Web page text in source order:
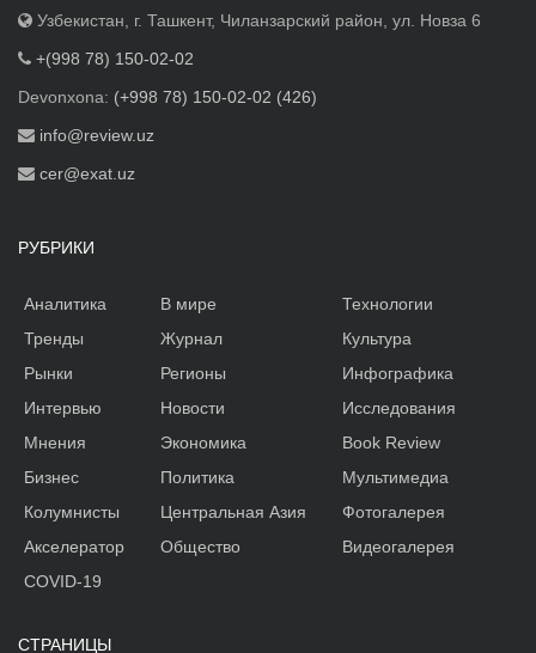
Узбекистан, г. Ташкент, Чиланзарский район, ул. Новза 6
+(998 78) 150-02-02
Devonxona: (+998 78) 150-02-02 (426)
info@review.uz
cer@exat.uz
РУБРИКИ
Аналитика
Тренды
Рынки
Интервью
Мнения
Бизнес
Колумнисты
Акселератор
В мире
Журнал
Регионы
Новости
Экономика
Политика
Центральная Азия
Общество
Технологии
Культура
Инфографика
Исследования
Book Review
Мультимедиа
Фотогалерея
Видеогалерея
COVID-19
СТРАНИЦЫ